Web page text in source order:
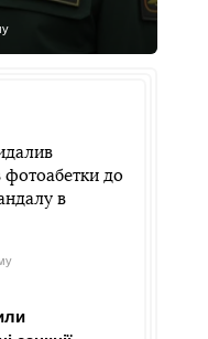
фотоабетки до
в